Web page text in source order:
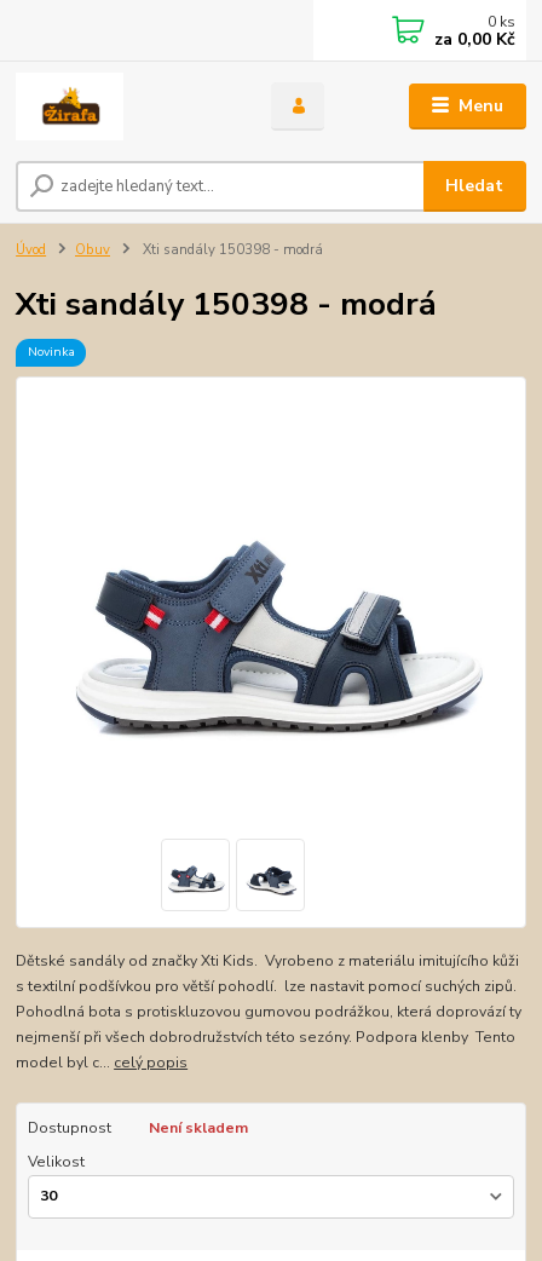
Menu
Hledat
0 ks
za 0,00 Kč
Úvod Obuv Xti sandály 150398 - modrá
Xti sandály 150398 - modrá
Novinka
Dětské sandály od značky Xti Kids. Vyrobeno z materiálu imitujícího kůži
s textilní podšívkou pro větší pohodlí. lze nastavit pomocí suchých zipů.
Pohodlná bota s protiskluzovou gumovou podrážkou, která doprovází ty
nejmenší při všech dobrodružstvích této sezóny. Podpora klenby Tento
model byl c... celý popis
Dostupnost
Není skladem
Velikost